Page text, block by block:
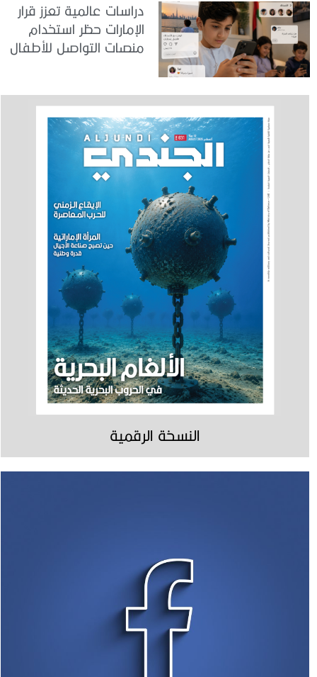
دراسات عالمية تعزز قرار
الإمارات حظر استخدام
منصات التواصل للأطفال
النسخة الرقمية